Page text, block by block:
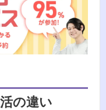
の違い